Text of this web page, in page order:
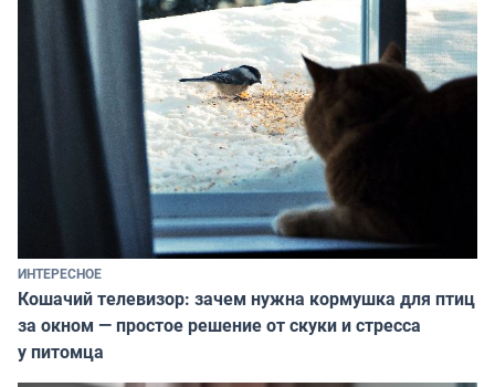
ИНТЕРЕСНОЕ
Кошачий телевизор: зачем нужна кормушка для птиц
за окном — простое решение от скуки и стресса
у питомца